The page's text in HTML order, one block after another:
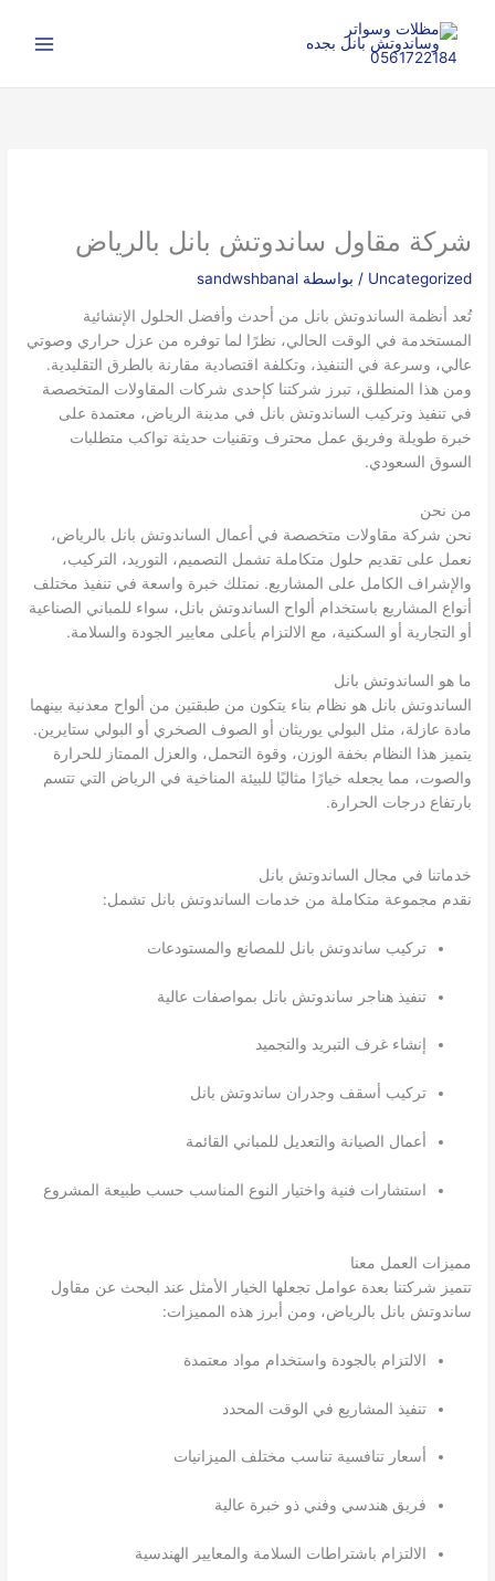
المحتوى
شركة مقاول ساندوتش بانل بالرياض
Uncategorized / بواسطة sandwshbanal
تُعد أنظمة الساندوتش بانل من أحدث وأفضل الحلول الإنشائية
المستخدمة في الوقت الحالي، نظرًا لما توفره من عزل حراري وصوتي
عالي، وسرعة في التنفيذ، وتكلفة اقتصادية مقارنة بالطرق التقليدية.
ومن هذا المنطلق، تبرز شركتنا كإحدى شركات المقاولات المتخصصة
في تنفيذ وتركيب الساندوتش بانل في مدينة الرياض، معتمدة على
خبرة طويلة وفريق عمل محترف وتقنيات حديثة تواكب متطلبات
السوق السعودي.
من نحن
نحن شركة مقاولات متخصصة في أعمال الساندوتش بانل بالرياض،
نعمل على تقديم حلول متكاملة تشمل التصميم، التوريد، التركيب،
والإشراف الكامل على المشاريع. نمتلك خبرة واسعة في تنفيذ مختلف
أنواع المشاريع باستخدام ألواح الساندوتش بانل، سواء للمباني الصناعية
أو التجارية أو السكنية، مع الالتزام بأعلى معايير الجودة والسلامة.
ما هو الساندوتش بانل
الساندوتش بانل هو نظام بناء يتكون من طبقتين من ألواح معدنية بينهما
مادة عازلة، مثل البولي يوريثان أو الصوف الصخري أو البولي ستايرين.
يتميز هذا النظام بخفة الوزن، وقوة التحمل، والعزل الممتاز للحرارة
والصوت، مما يجعله خيارًا مثاليًا للبيئة المناخية في الرياض التي تتسم
بارتفاع درجات الحرارة.
خدماتنا في مجال الساندوتش بانل
نقدم مجموعة متكاملة من خدمات الساندوتش بانل تشمل:
تركيب ساندوتش بانل للمصانع والمستودعات
تنفيذ هناجر ساندوتش بانل بمواصفات عالية
إنشاء غرف التبريد والتجميد
تركيب أسقف وجدران ساندوتش بانل
أعمال الصيانة والتعديل للمباني القائمة
استشارات فنية واختيار النوع المناسب حسب طبيعة المشروع
مميزات العمل معنا
تتميز شركتنا بعدة عوامل تجعلها الخيار الأمثل عند البحث عن مقاول
ساندوتش بانل بالرياض، ومن أبرز هذه المميزات:
الالتزام بالجودة واستخدام مواد معتمدة
تنفيذ المشاريع في الوقت المحدد
أسعار تنافسية تناسب مختلف الميزانيات
فريق هندسي وفني ذو خبرة عالية
الالتزام باشتراطات السلامة والمعايير الهندسية